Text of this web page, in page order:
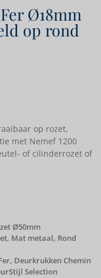
Ø18mm
op rond
op rozet,
met Nemef 1200
of cilinderrozet of
Ø50mm
, Mat metaal, Rond
, Deurkrukken Chemin
Selection